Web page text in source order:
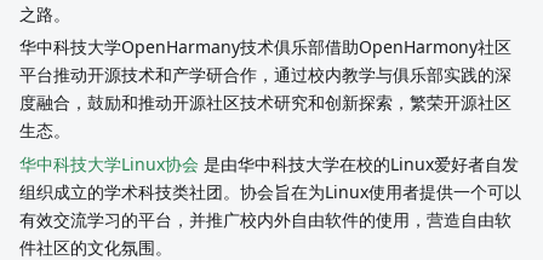
之路。
华中科技大学OpenHarmany技术俱乐部借助OpenHarmony社区
平台推动开源技术和产学研合作，通过校内教学与俱乐部实践的深
度融合，鼓励和推动开源社区技术研究和创新探索，繁荣开源社区
生态。
华中科技大学Linux协会 是由华中科技大学在校的Linux爱好者自发
组织成立的学术科技类社团。协会旨在为Linux使用者提供一个可以
有效交流学习的平台，并推广校内外自由软件的使用，营造自由软
件社区的文化氛围。